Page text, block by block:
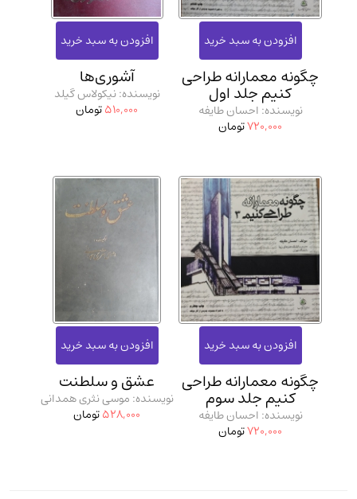
چگونه معمارانه طراحی
کنیم جلد اول
نویسنده: احسان طایفه
720,000تومان
آشوری‌ها
نویسنده: نیکولاس گیلد
510,000تومان
چگونه معمارانه طراحی
کنیم جلد سوم
نویسنده: احسان طایفه
720,000تومان
عشق و سلطنت
نویسنده: موسی نثری همدانی
528,000تومان